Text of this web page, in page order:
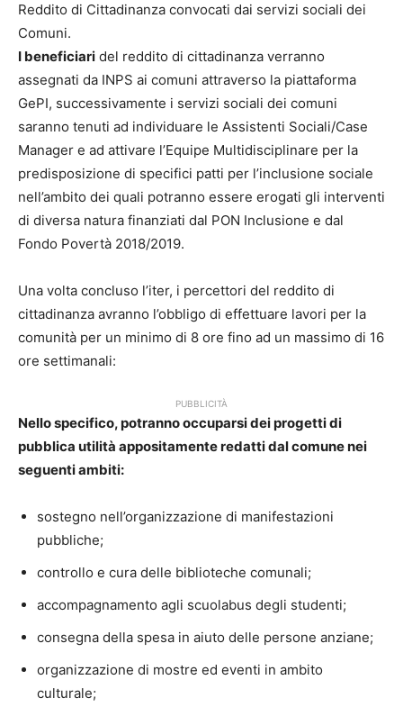
Reddito di Cittadinanza convocati dai servizi sociali dei
Comuni.
I beneficiari del reddito di cittadinanza verranno
assegnati da INPS ai comuni attraverso la piattaforma
GePI, successivamente i servizi sociali dei comuni
saranno tenuti ad individuare le Assistenti Sociali/Case
Manager e ad attivare l’Equipe Multidisciplinare per la
predisposizione di specifici patti per l’inclusione sociale
nell’ambito dei quali potranno essere erogati gli interventi
di diversa natura finanziati dal PON Inclusione e dal
Fondo Povertà 2018/2019.
Una volta concluso l’iter, i percettori del reddito di
cittadinanza avranno l’obbligo di effettuare lavori per la
comunità per un minimo di 8 ore fino ad un massimo di 16
ore settimanali:
PUBBLICITÀ
Nello specifico, potranno occuparsi dei progetti di
pubblica utilità appositamente redatti dal comune nei
seguenti ambiti:
sostegno nell’organizzazione di manifestazioni
pubbliche;
controllo e cura delle biblioteche comunali;
accompagnamento agli scuolabus degli studenti;
consegna della spesa in aiuto delle persone anziane;
organizzazione di mostre ed eventi in ambito
culturale;